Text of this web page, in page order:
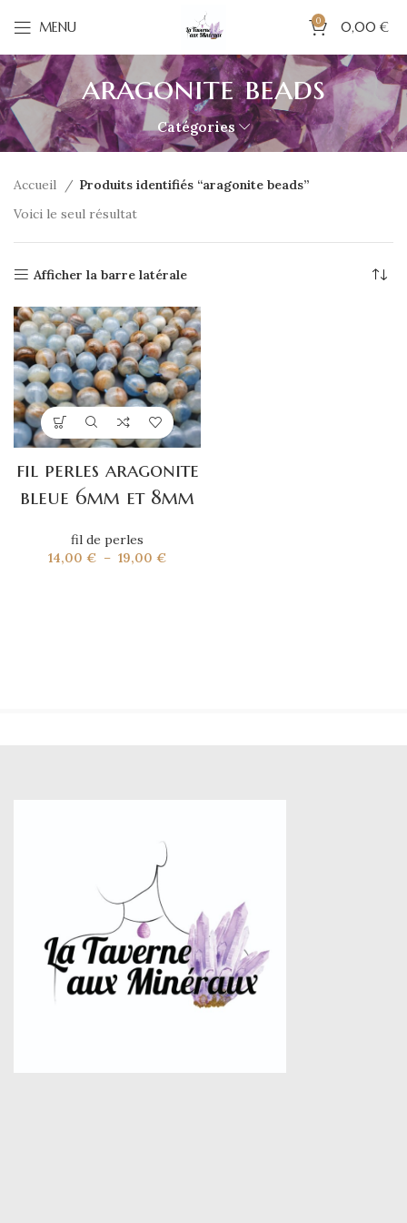
MENU 0 0,00 €
aragonite beads
Catégories
Accueil
Produits identifiés “aragonite beads”
Voici le seul résultat
Afficher la barre latérale
fil perles aragonite
bleue 6mm et 8mm
fil de perles
14,00 € – 19,00 €Plage